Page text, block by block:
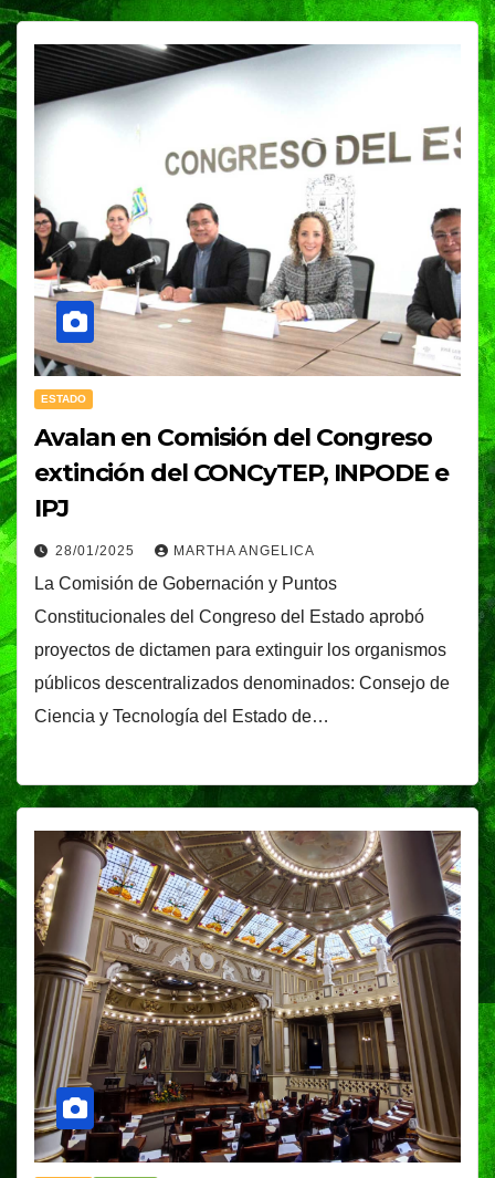
ESTADO
Avalan en Comisión del Congreso
extinción del CONCyTEP, INPODE e
IPJ
28/01/2025 MARTHA ANGELICA
La Comisión de Gobernación y Puntos
Constitucionales del Congreso del Estado aprobó
proyectos de dictamen para extinguir los organismos
públicos descentralizados denominados: Consejo de
Ciencia y Tecnología del Estado de…